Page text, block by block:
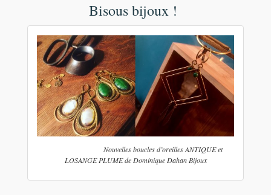
Bisous bijoux !
Nouvelles boucles d’oreilles ANTIQUE et
LOSANGE PLUME de Dominique Dahan Bijoux